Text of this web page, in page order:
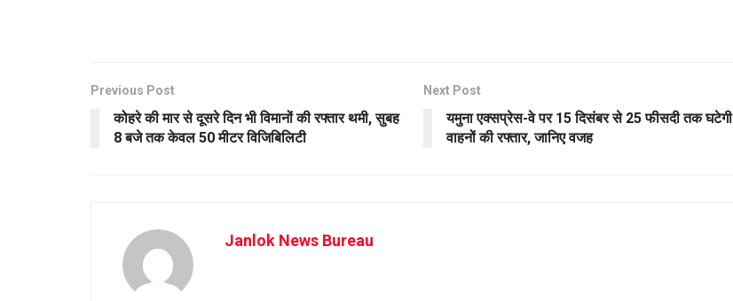
Previous Post
कोहरे की मार से दूसरे दिन भी विमानों की रफ्तार थमी, सुबह
8 बजे तक केवल 50 मीटर विजिबिलिटी
Next Post
यमुना एक्सप्रेस-वे पर 15 दिसंबर से 25 फीसदी तक घटेगी
वाहनों की रफ्तार, जानिए वजह
Janlok News Bureau